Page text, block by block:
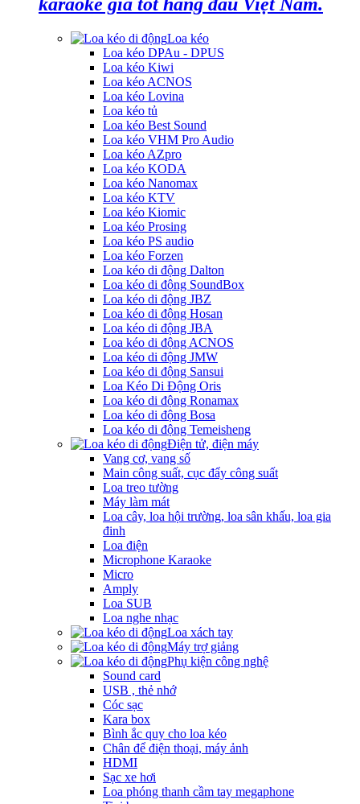
Loa kéo
Loa kéo DPAu - DPUS
Loa kéo Kiwi
Loa kéo ACNOS
Loa kéo Lovina
Loa kéo tủ
Loa kéo Best Sound
Loa kéo VHM Pro Audio
Loa kéo AZpro
Loa kéo KODA
Loa kéo Nanomax
Loa kéo KTV
Loa kéo Kiomic
Loa kéo Prosing
Loa kéo PS audio
Loa kéo Forzen
Loa kéo di động Dalton
Loa kéo di động SoundBox
Loa kéo di động JBZ
Loa kéo di động Hosan
Loa kéo di động JBA
Loa kéo di động ACNOS
Loa kéo di động JMW
Loa kéo di động Sansui
Loa Kéo Di Động Oris
Loa kéo di động Ronamax
Loa kéo di động Bosa
Loa kéo di động Temeisheng
Điện tử, điện máy
Vang cơ, vang số
Main công suất, cục đẩy công suất
Loa treo tường
Máy làm mát
Loa cây, loa hội trường, loa sân khấu, loa gia
đinh
Loa điện
Microphone Karaoke
Micro
Amply
Loa SUB
Loa nghe nhạc
Loa xách tay
Máy trợ giảng
Phụ kiện công nghệ
Sound card
USB , thẻ nhớ
Cóc sạc
Kara box
Bình ắc quy cho loa kéo
Chân để điện thoại, máy ảnh
HDMI
Sạc xe hơi
Loa phóng thanh cầm tay megaphone